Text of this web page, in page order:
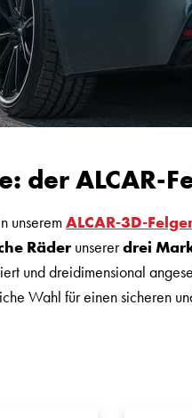
der ALCAR-
unseremALCAR-3D-
Räder unsererdrei
und dreidimensional
Wahl für einen sicheren